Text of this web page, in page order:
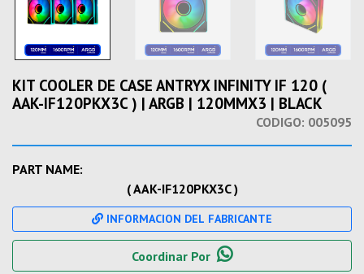
KIT COOLER DE CASE ANTRYX INFINITY IF 120 (
AAK-IF120PKX3C ) | ARGB | 120MMX3 | BLACK
CODIGO: 005095
PART NAME:
( AAK-IF120PKX3C )
INFORMACION DEL FABRICANTE
Coordinar Por